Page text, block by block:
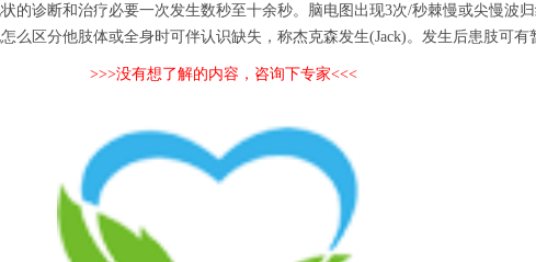
诊断和治疗必要一次发生数秒至十余秒。脑电图出现3次/秒棘慢或尖慢波
区分他肢体或全身时可伴认识缺失，称杰克森发生(Jack)。发生后患肢可有
>>>没有想了解的内容，咨询下专家<<<